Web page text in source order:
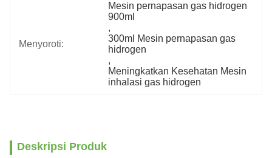
Menyoroti:
Mesin pernapasan gas hidrogen
900ml
,
300ml Mesin pernapasan gas
hidrogen
,
Meningkatkan Kesehatan Mesin
inhalasi gas hidrogen
Deskripsi Produk